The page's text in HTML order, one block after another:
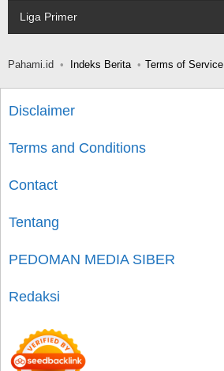
Liga Primer
Pahami.id Indeks Berita Terms of Service
Disclaimer
Terms and Conditions
Contact
Tentang
PEDOMAN MEDIA SIBER
Redaksi